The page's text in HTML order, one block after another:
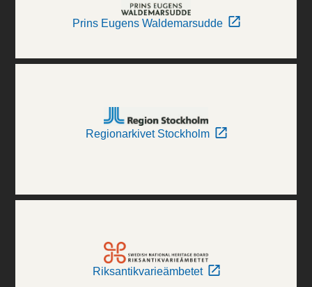
Prins Eugens Waldemarsudde
Regionarkivet Stockholm
Riksantikvarieämbetet